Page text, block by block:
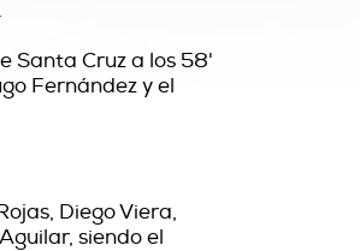
Santa Cruz a los 58'
Fernández y el
Diego Viera,
siendo el